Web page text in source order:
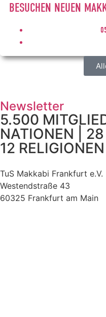
BESUCHEN NEUEN
Newsletter
5.500
NATIONEN | 28
12
TuS Makkabi Frankfurt e.V.
Westendstraße 43
60325 Frankfurt am Main